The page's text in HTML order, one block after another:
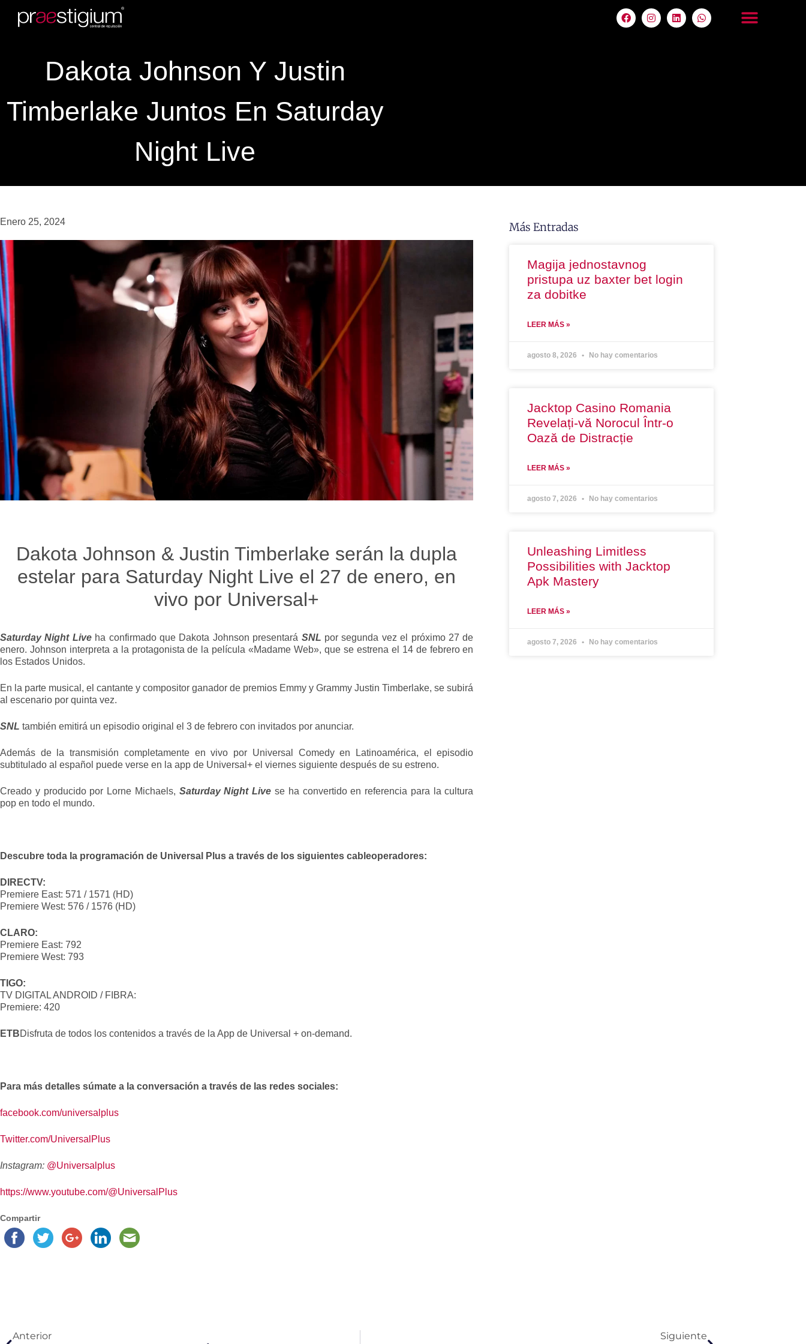
Dakota Johnson Y Justin
Timberlake Juntos En Saturday
Night Live
Enero 25, 2024
Dakota Johnson & Justin Timberlake serán la dupla
estelar para Saturday Night Live el 27 de enero, en
vivo por Universal+
Saturday Night Liveha confirmado que Dakota Johnson presentará SNL por segunda vez el próximo 27 de
enero. Johnson interpreta a la protagonista de la película «Madame Web», que se estrena el 14 de febrero en
los Estados Unidos.
En la parte musical, el cantante y compositor ganador de premios Emmy y Grammy Justin Timberlake, se subirá
al escenario por quinta vez.
SNL también emitirá un episodio original el 3 de febrero con invitados por anunciar.
Además de la transmisión completamente en vivo por Universal Comedy en Latinoamérica, el episodio
subtitulado al español puede verse en la app de Universal+ el viernes siguiente después de su estreno.
Creado y producido por Lorne Michaels, Saturday Night Live se ha convertido en referencia para la cultura
pop en todo el mundo.
Descubre toda la programación de Universal Plus a través de los siguientes cableoperadores:
DIRECTV:
Premiere East: 571 / 1571 (HD)
Premiere West: 576 / 1576 (HD)
CLARO:
Premiere East: 792
Premiere West: 793
TIGO:
TV DIGITAL ANDROID / FIBRA:
Premiere: 420
ETBDisfruta de todos los contenidos a través de la App de Universal + on-demand.
Para más detalles súmate a la conversación a través de las redes sociales:
facebook.com/universalplus
Twitter.com/UniversalPlus
Instagram: @Universalplus
https://www.youtube.com/@UniversalPlus
Compartir
Más Entradas
Magija jednostavnog
pristupa uz baxter bet login
za dobitke
LEER MÁS »
agosto 8, 2026 No hay comentarios
Jacktop Casino Romania
Revelați-vă Norocul Într-o
Oază de Distracție
LEER MÁS »
agosto 7, 2026 No hay comentarios
Unleashing Limitless
Possibilities with Jacktop
Apk Mastery
LEER MÁS »
agosto 7, 2026 No hay comentarios
Anterior Siguiente